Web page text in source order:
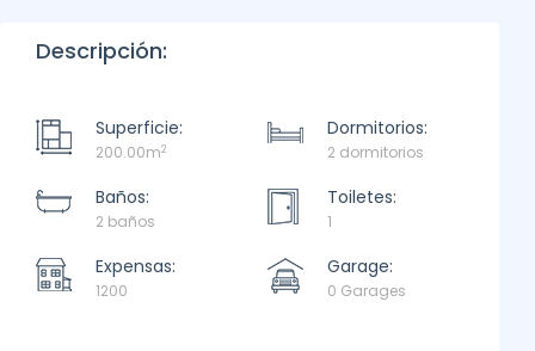
Descripción:
Superficie:
200.00m2
Dormitorios:
2 dormitorios
Baños:
2 baños
Toiletes:
1
Expensas:
1200
Garage:
0 Garages